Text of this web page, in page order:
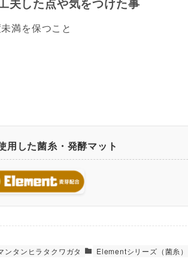
満を保つこと
用した菌糸・発酵マット
ンタンヒラタクワガタ Elementシリーズ（菌糸）